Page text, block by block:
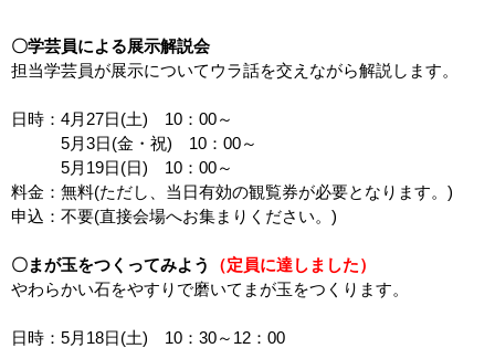
〇学芸員による展示解説会
担当学芸員が展示についてウラ話を交えながら解説します。
日時：4月27日(土) 10：00～
5月3日(金・祝) 10：00～
5月19日(日) 10：00～
料金：無料(ただし、当日有効の観覧券が必要となります。)
申込：不要(直接会場へお集まりください。)
〇まが玉をつくってみよう
（定員に達しました）
やわらかい石をやすりで磨いてまが玉をつくります。
日時：5月18日(土) 10：30～12：00